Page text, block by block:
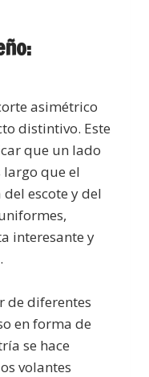
asimétrico
distintivo. Este
que un lado
largo que el
escote y del
interesante y
de diferentes
en forma de
se hace
volantes